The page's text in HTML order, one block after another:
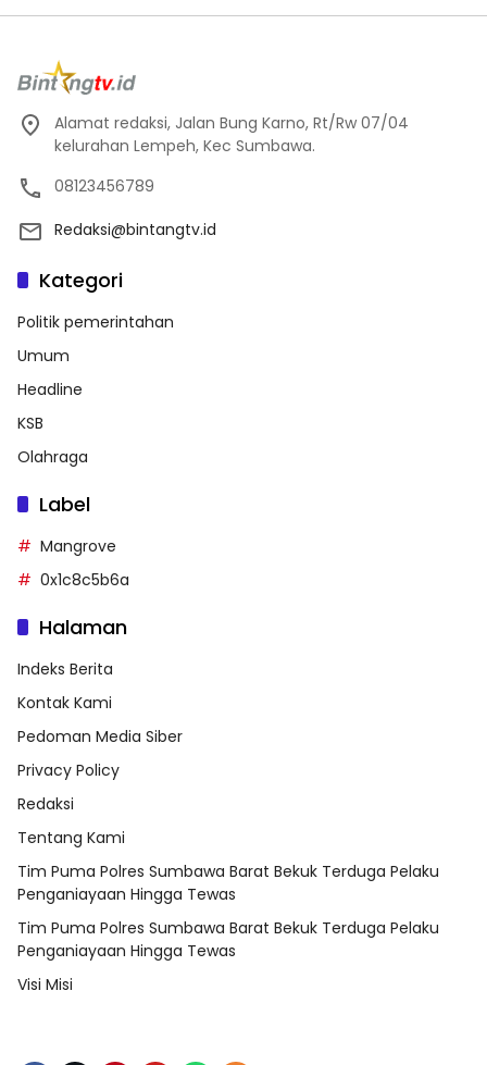
Alamat redaksi, Jalan Bung Karno, Rt/Rw 07/04
kelurahan Lempeh, Kec Sumbawa.
08123456789
Redaksi@bintangtv.id
Kategori
Politik pemerintahan
Umum
Headline
KSB
Olahraga
Label
Mangrove
0x1c8c5b6a
Halaman
Indeks Berita
Kontak Kami
Pedoman Media Siber
Privacy Policy
Redaksi
Tentang Kami
Tim Puma Polres Sumbawa Barat Bekuk Terduga Pelaku
Penganiayaan Hingga Tewas
Tim Puma Polres Sumbawa Barat Bekuk Terduga Pelaku
Penganiayaan Hingga Tewas
Visi Misi